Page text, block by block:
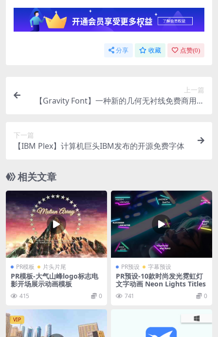
分享 收藏 点赞(0)
上一篇
【Gravity Font】一种新的几何无衬线免费商用英
下一篇
【IBM Plex】计算机巨头IBM发布的开源免费字体
相关文章
PR模板 片头片尾
PR模板-大气山峰logo标志电
影开场展示动画模板
415 0
PR预设 字幕预设
PR预设-10款时尚发光霓虹灯
文字动画 Neon Lights Titles
741 0
VIP